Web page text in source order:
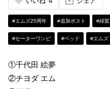
#エムズ25周年 #追加ポスト #緑髪
#セーターワンピ #ベッド #エムズ
①千代田 絵夢
②チヨダ エム